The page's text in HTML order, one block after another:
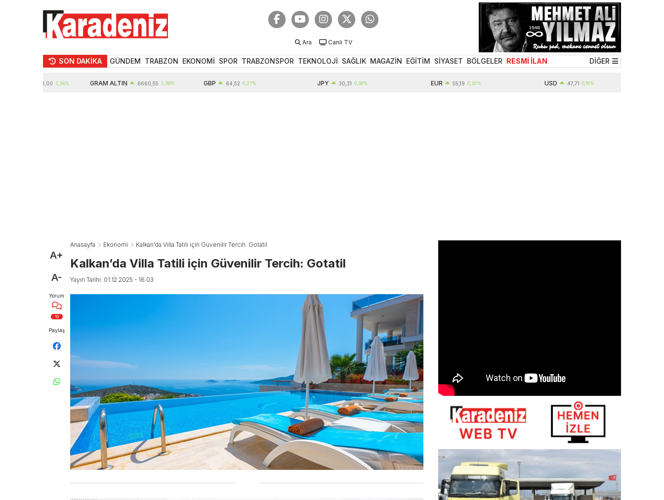
Ara Canlı TV
SON DAKİKA GÜNDEM TRABZON EKONOMİ SPOR TRABZONSPOR TEKNOLOJİ SAĞLIK MAGAZİN EĞİTİM SİYASET BÖLGELER RESMİ İLAN DİĞER
2,54% GRAM ALTIN 6660,55 2,59% 64,52 0,27% 30,31 0,39% 55,19 0,32% 47,71 0,18%
A+
A-
Yorum
10
Paylaş
Anasayfa Ekonomi Kalkan’da Villa Tatili için Güvenilir Tercih: Gotatil
Kalkan’da Villa Tatili için Güvenilir Tercih: Gotatil
Yayın Tarihi: 01.12.2025 - 16:03